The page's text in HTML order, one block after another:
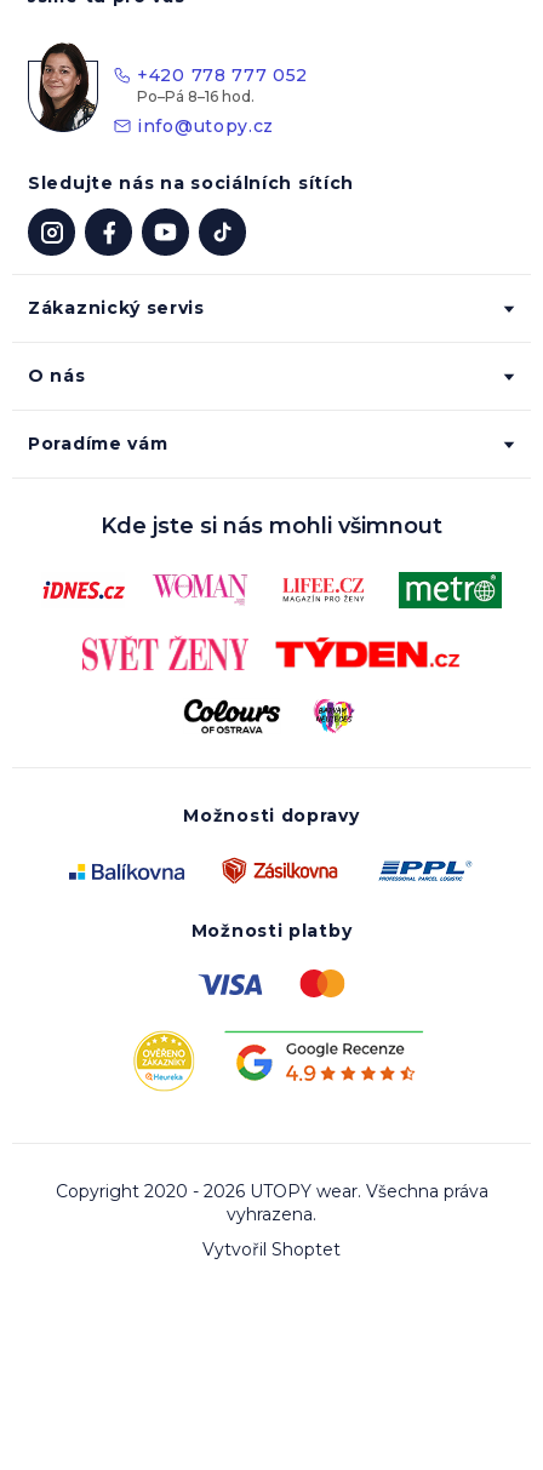
Zákaznický servis
O nás
Poradíme vám
+420 778 777 052
info@utopy.cz
Sledujte nás na sociálních sítích
Kde jste si nás mohli všimnout
Možnosti dopravy
Možnosti platby
Vytvořil Shoptet
Copyright 2020 - 2026 UTOPY wear. Všechna práva
vyhrazena.